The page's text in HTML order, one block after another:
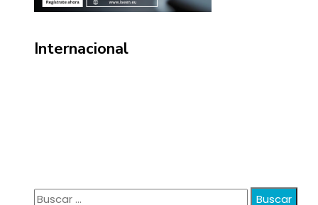
Internacional
Buscar: